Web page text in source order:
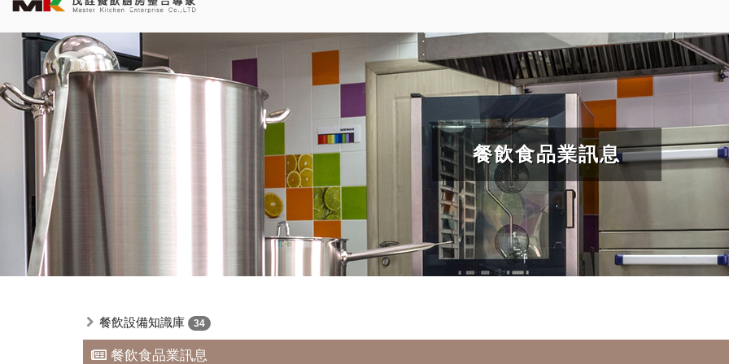
餐飲食品業訊息
餐飲設備知識庫 34
餐飲食品業訊息